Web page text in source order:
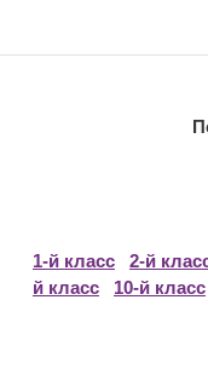
Полный
1-й класс 2-й
й класс
10-й класс